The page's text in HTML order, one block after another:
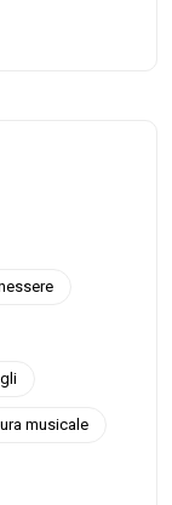
musicale